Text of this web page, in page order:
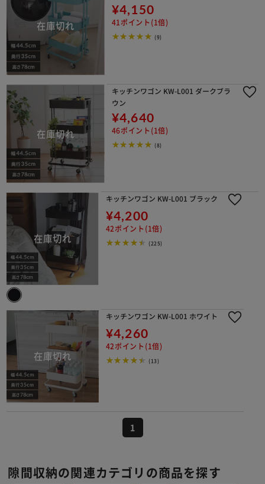
¥4,150
41ポイント(1倍)
(9)
キッチンワゴン KW-L001 ダークブラ
ウン
¥4,640
46ポイント(1倍)
(8)
キッチンワゴン KW-L001 ブラック
¥4,200
42ポイント(1倍)
(225)
キッチンワゴン KW-L001 ホワイト
¥4,260
42ポイント(1倍)
(13)
1
隙間収納の関連カテゴリの商品を探す